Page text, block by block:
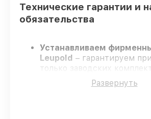
Технические гарантии и
обязательства
Устанавливаем
Leupold – гарантируем
только заводских
Квалифицированные
проходят жёсткий
Развернуть